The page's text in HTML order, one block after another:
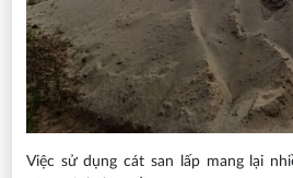
Việc sử dụng cát san lấp mang lại